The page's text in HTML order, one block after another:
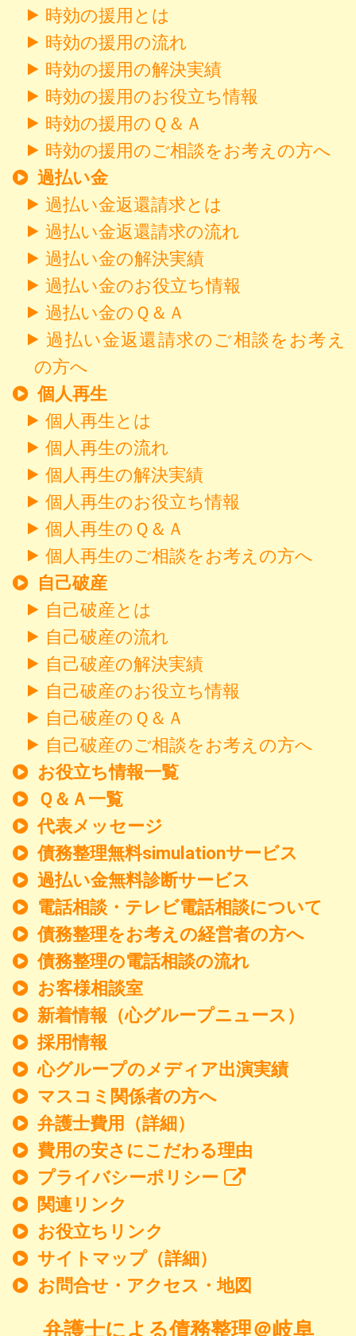
時効の援用とは
時効の援用の流れ
時効の援用の解決実績
時効の援用のお役立ち情報
時効の援用のＱ＆Ａ
時効の援用のご相談をお考えの方へ
過払い金
過払い金返還請求とは
過払い金返還請求の流れ
過払い金の解決実績
過払い金のお役立ち情報
過払い金のＱ＆Ａ
過払い金返還請求のご相談をお考え
の方へ
個人再生
個人再生とは
個人再生の流れ
個人再生の解決実績
個人再生のお役立ち情報
個人再生のＱ＆Ａ
個人再生のご相談をお考えの方へ
自己破産
自己破産とは
自己破産の流れ
自己破産の解決実績
自己破産のお役立ち情報
自己破産のＱ＆Ａ
自己破産のご相談をお考えの方へ
お役立ち情報一覧
Ｑ＆Ａ一覧
代表メッセージ
債務整理無料simulationサービス
過払い金無料診断サービス
電話相談・テレビ電話相談について
債務整理をお考えの経営者の方へ
債務整理の電話相談の流れ
お客様相談室
新着情報 （心グループニュース）
採用情報
心グループのメディア出演実績
マスコミ関係者の方へ
弁護士費用（詳細）
費用の安さにこだわる理由
プライバシーポリシー
関連リンク
お役立ちリンク
サイトマップ（詳細）
お問合せ・アクセス・地図
弁護士による債務整理＠岐阜